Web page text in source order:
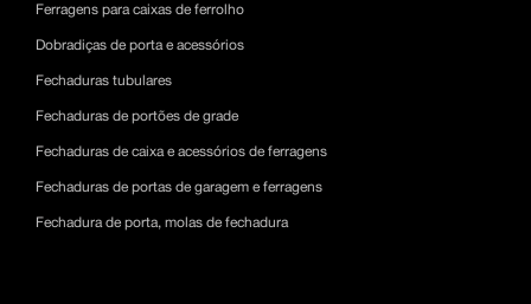
Ferragens para caixas de ferrolho
Dobradiças de porta e acessórios
Fechaduras tubulares
Fechaduras de portões de grade
Fechaduras de caixa e acessórios de ferragens
Fechaduras de portas de garagem e ferragens
Fechadura de porta, molas de fechadura